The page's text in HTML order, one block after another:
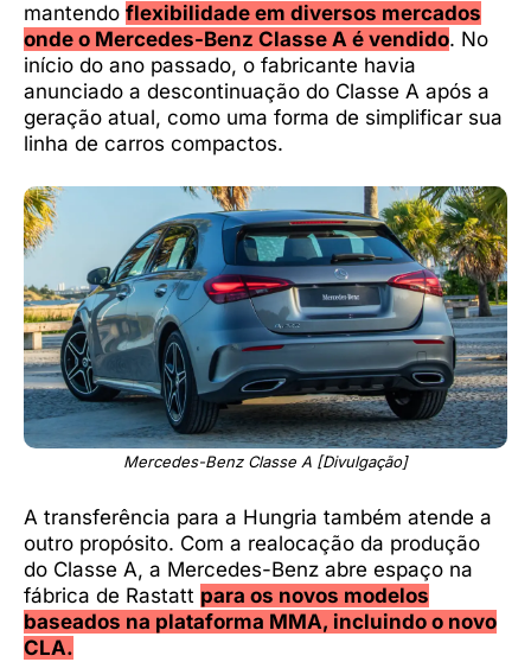
mantendo flexibilidade em diversos mercados
onde o Mercedes-Benz Classe A é vendido. No
início do ano passado, o fabricante havia
anunciado a descontinuação do Classe A após a
geração atual, como uma forma de simplificar sua
linha de carros compactos.
Mercedes-Benz Classe A [Divulgação]
A transferência para a Hungria também atende a
outro propósito. Com a realocação da produção
do Classe A, a Mercedes-Benz abre espaço na
fábrica de Rastatt para os novos modelos
baseados na plataforma MMA, incluindo o novo
CLA.